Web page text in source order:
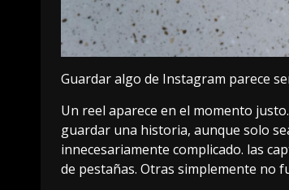
Guardar algo de Instagram parece
Un reel aparece en el momento
guardar una historia, aunque solo
innecesariamente complicado. las
de pestañas. Otras simplemente no